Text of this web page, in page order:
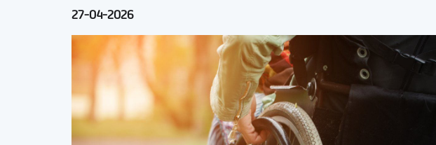
27-04-2026